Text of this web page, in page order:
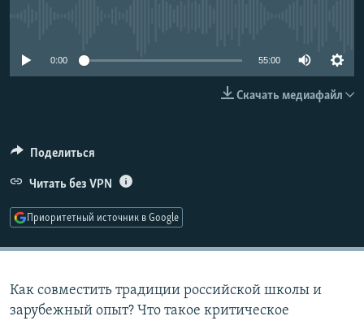
0:00 55:00
Скачать медиафайл
Поделиться
Читать без VPN
Приоритетный источник в Google
Как совместить традиции российской школы и
зарубежный опыт? Что такое критическое